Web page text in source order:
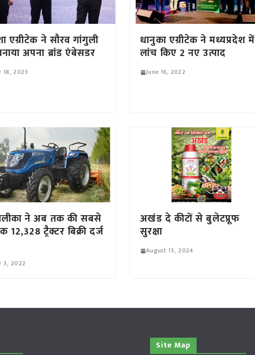
एग्रीटेक ने सौरव गांगुली
अपना ब्रांड एंबेसडर
18, 2023
धानुका एग्रीटेक ने मध्यप्रदेश में
लांच किए 2 नए उत्पाद
June 16, 2022
ने अब तक की सबसे
12,328 ट्रैक्टर बिक्री दर्ज
3, 2022
अखंड दे कीटों से बुलेटप्रूफ
सुरक्षा
August 13, 2024
Site Map